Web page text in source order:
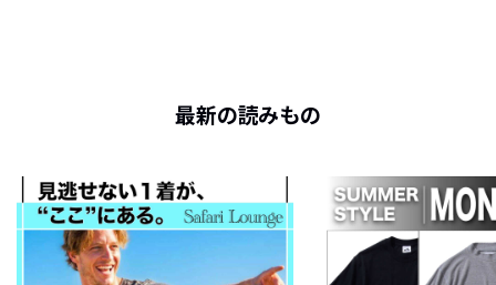
最新の読みもの